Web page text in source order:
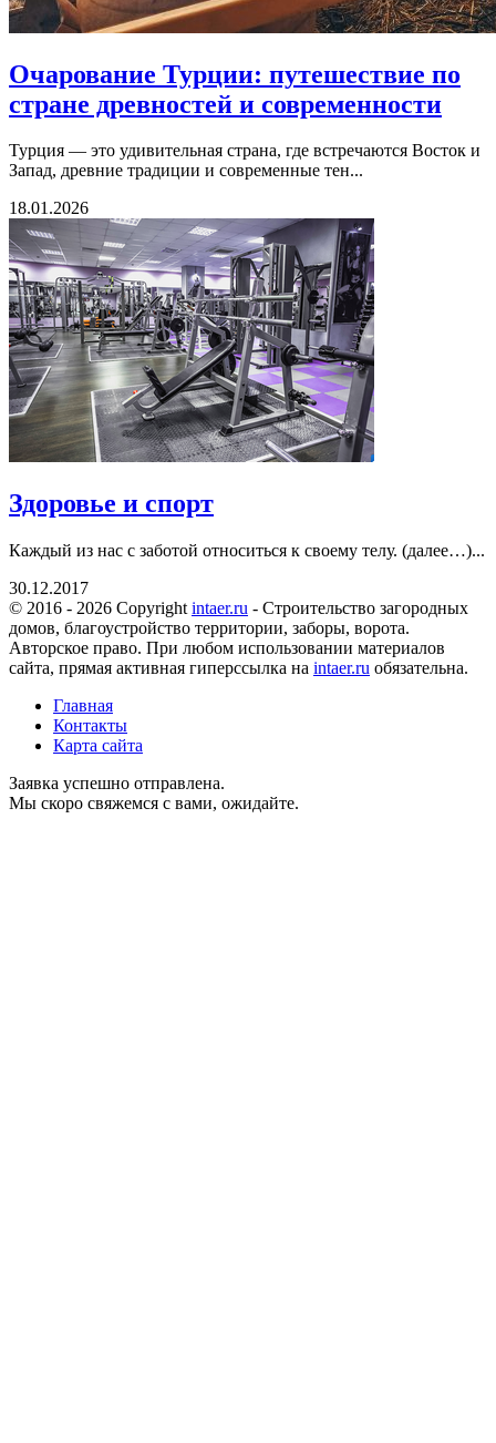
Очарование Турции: путешествие по
стране древностей и современности
Турция — это удивительная страна, где встречаются Восток и
Запад, древние традиции и современные тен...
18.01.2026
Здоровье и спорт
Каждый из нас с заботой относиться к своему телу. (далее…)...
30.12.2017
© 2016 - 2026 Copyright intaer.ru - Cтроительство загородных
домов, благоустройство территории, заборы, ворота.
Авторское право. При любом использовании материалов
сайта, прямая активная гиперссылка на intaer.ru обязательна.
Главная
Контакты
Карта сайта
Заявка успешно отправлена.
Мы скоро свяжемся с вами, ожидайте.